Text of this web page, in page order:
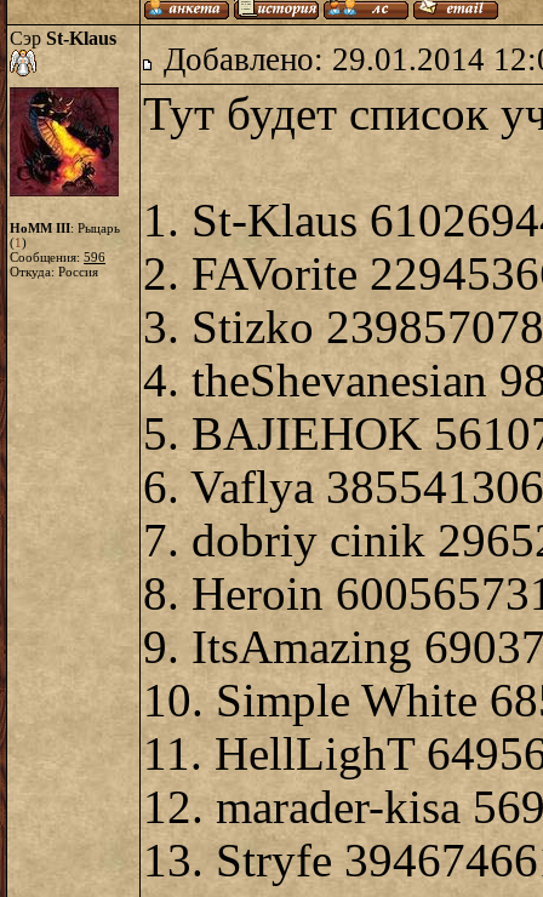
Сэр St-Klaus
HoMM III: Рыцарь
(1)
Сообщения: 596
Откуда: Россия
Добавлено: 29.01.2014
Тут будет список
1. St-Klaus
2. FAVorite
3. Stizko 239857078
4. theShevanesian
5. BAJIEHOK
6. Vaflya 385541306
7. dobriy cinik
8. Heroin
9. ItsAmazing
10. Simple White
11. HellLighT
12. marader-kisa
13. Stryfe